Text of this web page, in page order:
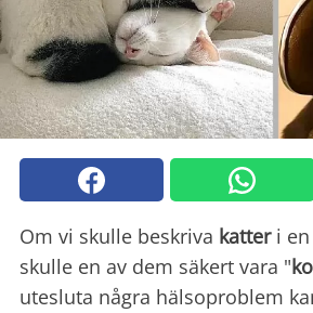
Om vi skulle beskriva katteri en
skulle en av dem säkert vara "
utesluta några hälsoproblem